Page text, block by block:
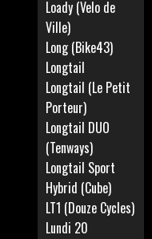
Loady (Velo de
Ville)
Long (Bike43)
Longtail
Longtail (Le Petit
Porteur)
Longtail DUO
(Tenways)
Longtail Sport
Hybrid (Cube)
LT1 (Douze Cycles)
Lundi 20